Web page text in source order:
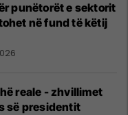
punëtorët e sektorit
në fund të këtij
reale - zhvillimet
së presidentit